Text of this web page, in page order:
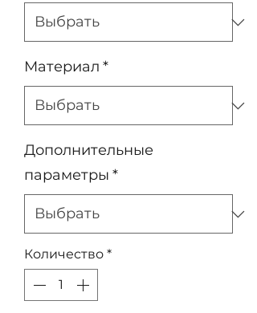
Материал *
Дополнительные
параметры *
Количество *